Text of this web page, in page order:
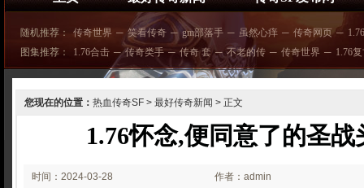
随机推荐： 传奇世界 ─ 笑看传奇 ─ gm部落手 ─ 虽然心痒 ─ 传奇网页 ─
图集推荐：
1.76合击 ─ 传奇类手 ─ 传奇 套 ─ 不老的传 ─ 传奇世界 ─ 1.76
您现在的位置： 热血传奇SF > 最好传奇新闻 > 正文
1.76怀念,便同意了的圣
时间：2024-03-28 作者：admin